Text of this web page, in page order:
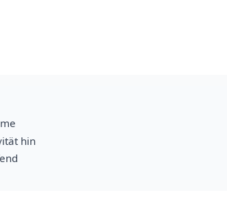
hin